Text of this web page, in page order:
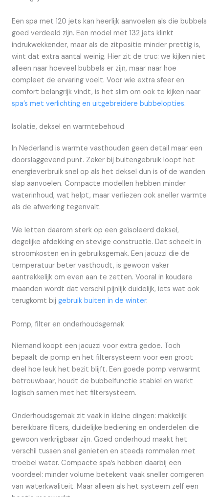
Een spa met 120 jets kan heerlijk aanvoelen als die bubbels
goed verdeeld zijn. Een model met 132 jets klinkt
indrukwekkender, maar als de zitpositie minder prettig is,
wint dat extra aantal weinig. Hier zit de truc: we kijken niet
alleen naar hoeveel bubbels er zijn, maar naar hoe
compleet de ervaring voelt. Voor wie extra sfeer en
comfort belangrijk vindt, is het slim om ook te kijken naar
spa’s met verlichting en uitgebreidere bubbelopties.
Isolatie, deksel en warmtebehoud
In Nederland is warmte vasthouden geen detail maar een
doorslaggevend punt. Zeker bij buitengebruik loopt het
energieverbruik snel op als het deksel dun is of de wanden
slap aanvoelen. Compacte modellen hebben minder
waterinhoud, wat helpt, maar verliezen ook sneller warmte
als de afwerking tegenvalt.
We letten daarom sterk op een geïsoleerd deksel,
degelijke afdekking en stevige constructie. Dat scheelt in
stroomkosten en in gebruiksgemak. Een jacuzzi die de
temperatuur beter vasthoudt, is gewoon vaker
aantrekkelijk om even aan te zetten. Vooral in koudere
maanden wordt dat verschil pijnlijk duidelijk, iets wat ook
terugkomt bij gebruik buiten in de winter.
Pomp, filter en onderhoudsgemak
Niemand koopt een jacuzzi voor extra gedoe. Toch
bepaalt de pomp en het filtersysteem voor een groot
deel hoe leuk het bezit blijft. Een goede pomp verwarmt
betrouwbaar, houdt de bubbelfunctie stabiel en werkt
logisch samen met het filtersysteem.
Onderhoudsgemak zit vaak in kleine dingen: makkelijk
bereikbare filters, duidelijke bediening en onderdelen die
gewoon verkrijgbaar zijn. Goed onderhoud maakt het
verschil tussen snel genieten en steeds rommelen met
troebel water. Compacte spa’s hebben daarbij een
voordeel: minder volume betekent vaak sneller corrigeren
van waterkwaliteit. Maar alleen als het systeem zelf een